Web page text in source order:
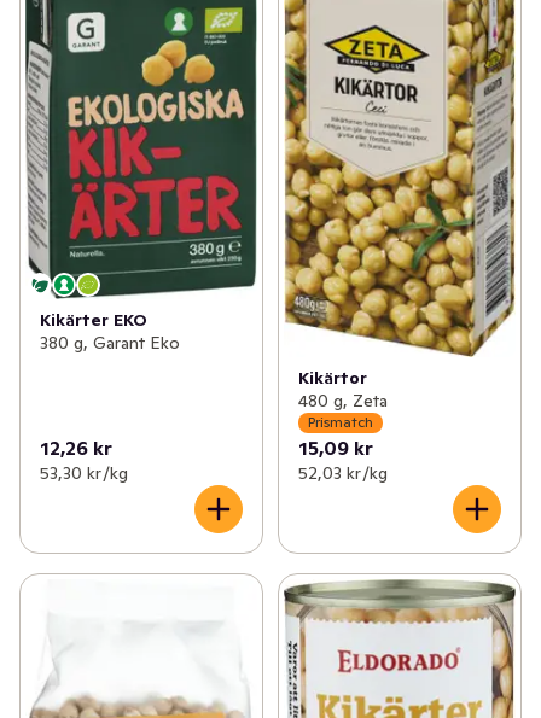
✓ Internationella köket
Kikärter EKO
380 g, Garant Eko
12,26 kr
53,30 kr /kg
Kikärtor
480 g, Zeta
Prismatch
15,09 kr
52,03 kr /kg